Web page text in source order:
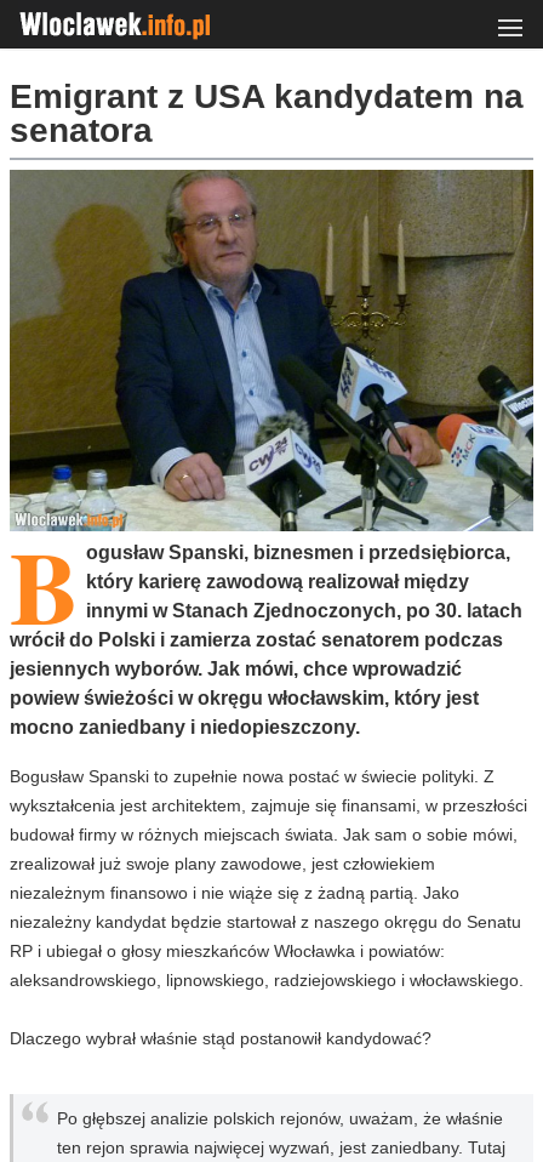
Emigrant z USA kandydatem na
senatora
B ogusław Spanski, biznesmen i przedsiębiorca,
który karierę zawodową realizował między
innymi w Stanach Zjednoczonych, po 30. latach
wrócił do Polski i zamierza zostać senatorem podczas
jesiennych wyborów. Jak mówi, chce wprowadzić
powiew świeżości w okręgu włocławskim, który jest
mocno zaniedbany i niedopieszczony.
Bogusław Spanski to zupełnie nowa postać w świecie polityki. Z
wykształcenia jest architektem, zajmuje się finansami, w przeszłości
budował firmy w różnych miejscach świata. Jak sam o sobie mówi,
zrealizował już swoje plany zawodowe, jest człowiekiem
niezależnym finansowo i nie wiąże się z żadną partią. Jako
niezależny kandydat będzie startował z naszego okręgu do Senatu
RP i ubiegał o głosy mieszkańców Włocławka i powiatów:
aleksandrowskiego, lipnowskiego, radziejowskiego i włocławskiego.
Dlaczego wybrał właśnie stąd postanowił kandydować?
Po głębszej analizie polskich rejonów, uważam, że właśnie
ten rejon sprawia najwięcej wyzwań, jest zaniedbany. Tutaj